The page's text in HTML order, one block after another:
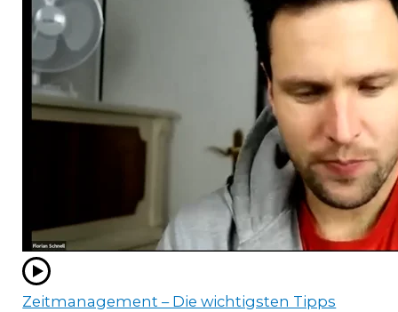
Zeitmanagement – Die wichtigsten Tipps